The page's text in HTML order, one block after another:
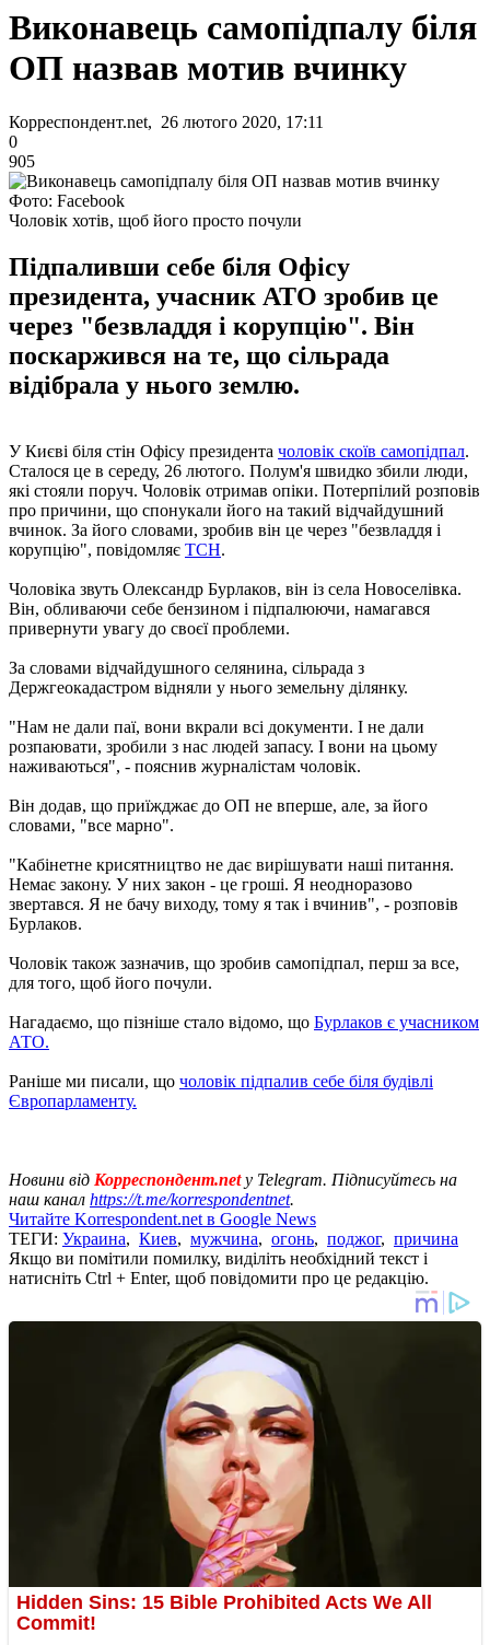
Виконавець самопідпалу біля
ОП назвав мотив вчинку
Корреспондент.net, 26 лютого 2020, 17:11
0
905
Фото: Facebook
Чоловік хотів, щоб його просто почули
Підпаливши себе біля Офісу
президента, учасник АТО зробив це
через "безвладдя і корупцію". Він
поскаржився на те, що сільрада
відібрала у нього землю.
У Києві біля стін Офісу президента чоловік скоїв самопідпал.
Сталося це в середу, 26 лютого. Полум'я швидко збили люди,
які стояли поруч. Чоловік отримав опіки. Потерпілий розповів
про причини, що спонукали його на такий відчайдушний
вчинок. За його словами, зробив він це через "безвладдя і
корупцію", повідомляє ТСН.
Чоловіка звуть Олександр Бурлаков, він із села Новоселівка.
Він, обливаючи себе бензином і підпалюючи, намагався
привернути увагу до своєї проблеми.
За словами відчайдушного селянина, сільрада з
Держгеокадастром відняли у нього земельну ділянку.
"Нам не дали паї, вони вкрали всі документи. І не дали
розпаювати, зробили з нас людей запасу. І вони на цьому
наживаються", - пояснив журналістам чоловік.
Він додав, що приїжджає до ОП не вперше, але, за його
словами, "все марно".
"Кабінетне крисятництво не дає вирішувати наші питання.
Немає закону. У них закон - це гроші. Я неодноразово
звертався. Я не бачу виходу, тому я так і вчинив", - розповів
Бурлаков.
Чоловік також зазначив, що зробив самопідпал, перш за все,
для того, щоб його почули.
Нагадаємо, що пізніше стало відомо, що Бурлаков є учасником
АТО.
Раніше ми писали, що чоловік підпалив себе біля будівлі
Європарламенту.
Новини від Корреспондент.net у Telegram. Підписуйтесь на
наш канал https://t.me/korrespondentnet.
Читайте Korrespondent.net в Google News
ТЕГИ: Украина, Киев, мужчина, огонь, поджог, причина
Якщо ви помітили помилку, виділіть необхідний текст і
натисніть Ctrl + Enter, щоб повідомити про це редакцію.